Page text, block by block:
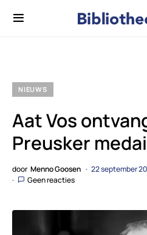
NIEUWS
Aat Vos
Preusker
door Menno Goosen 22 september
Geen reacties